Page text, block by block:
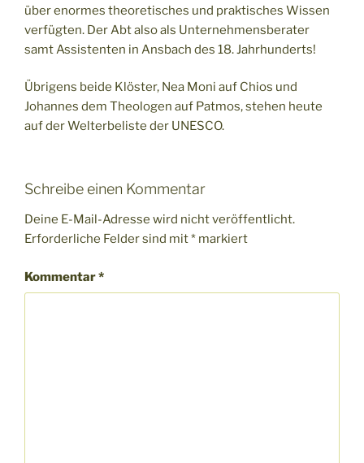
über enormes theoretisches und praktisches Wissen
verfügten. Der Abt also als Unternehmensberater
samt Assistenten in Ansbach des 18. Jahrhunderts!
Übrigens beide Klöster, Nea Moni auf Chios und
Johannes dem Theologen auf Patmos, stehen heute
auf der Welterbeliste der UNESCO.
Schreibe einen Kommentar
Deine E-Mail-Adresse wird nicht veröffentlicht.
Erforderliche Felder sind mit* markiert
Kommentar*